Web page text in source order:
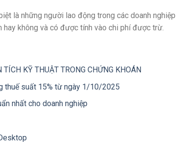
là những người lao động trong các doanh nghiệp
hay không và có được tính vào chi phí được trừ.
KỸ THUẬT TRONG CHỨNG KHOÁN
thuế suất 15% từ ngày 1/10/2025
nhất cho doanh nghiệp